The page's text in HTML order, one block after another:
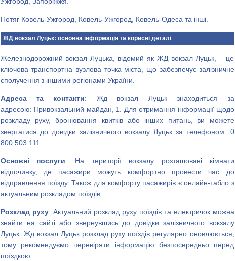
Потяг Ковель-Ужгород, Ковель-Ужгород, Ковель-Одеса та інші.
ЖД вокзал Луцьк: основна інформація та корисні деталі
Железнодорожний вокзал Луцька, відомий як ЖД вокзал Луцьк, – це
ключова транспортна вузлова точка міста, що забезпечує залізничне
сполучення з іншими регіонами України.
Адреса та контакти: Жд вокзал Луцьк знаходиться за
адресою: Привокзальний майдан, 1. Для отримання інформації щодо
розкладу руху, бронювання квитків або інших питань, ви можете
звертатися до довідки залізничного вокзалу Луцьк за телефоном: 0
800 503 111.
Основні послуги: На території вокзалу розташовані кімнати
відпочинку, де пасажири можуть комфортно провести час до
відправлення поїзду. Також для комфорту пасажирів є онлайн-табло з
актуальним розкладом поїздів.
Розклад руху: Актуальний розклад руху поїздів та електричок можна
знайти на сайті або звернувшись до довідки залізничного вокзалу
Луцьк. Жд вокзал Луцьк розклад руху поїздів регулярно оновлюється,
тому рекомендуємо перевіряти інформацію безпосередньо перед
поїздкою.